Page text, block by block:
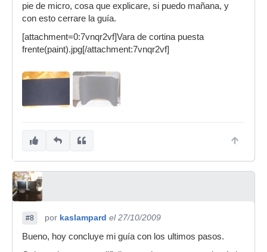
pie de micro, cosa que explicare, si puedo mañana, y
con esto cerrare la guía.
[attachment=0:7vnqr2vf]Vara de cortina puesta
frente(paint).jpg[/attachment:7vnqr2vf]
#8 por kaslampard el 27/10/2009
Bueno, hoy concluye mi guía con los ultimos pasos.